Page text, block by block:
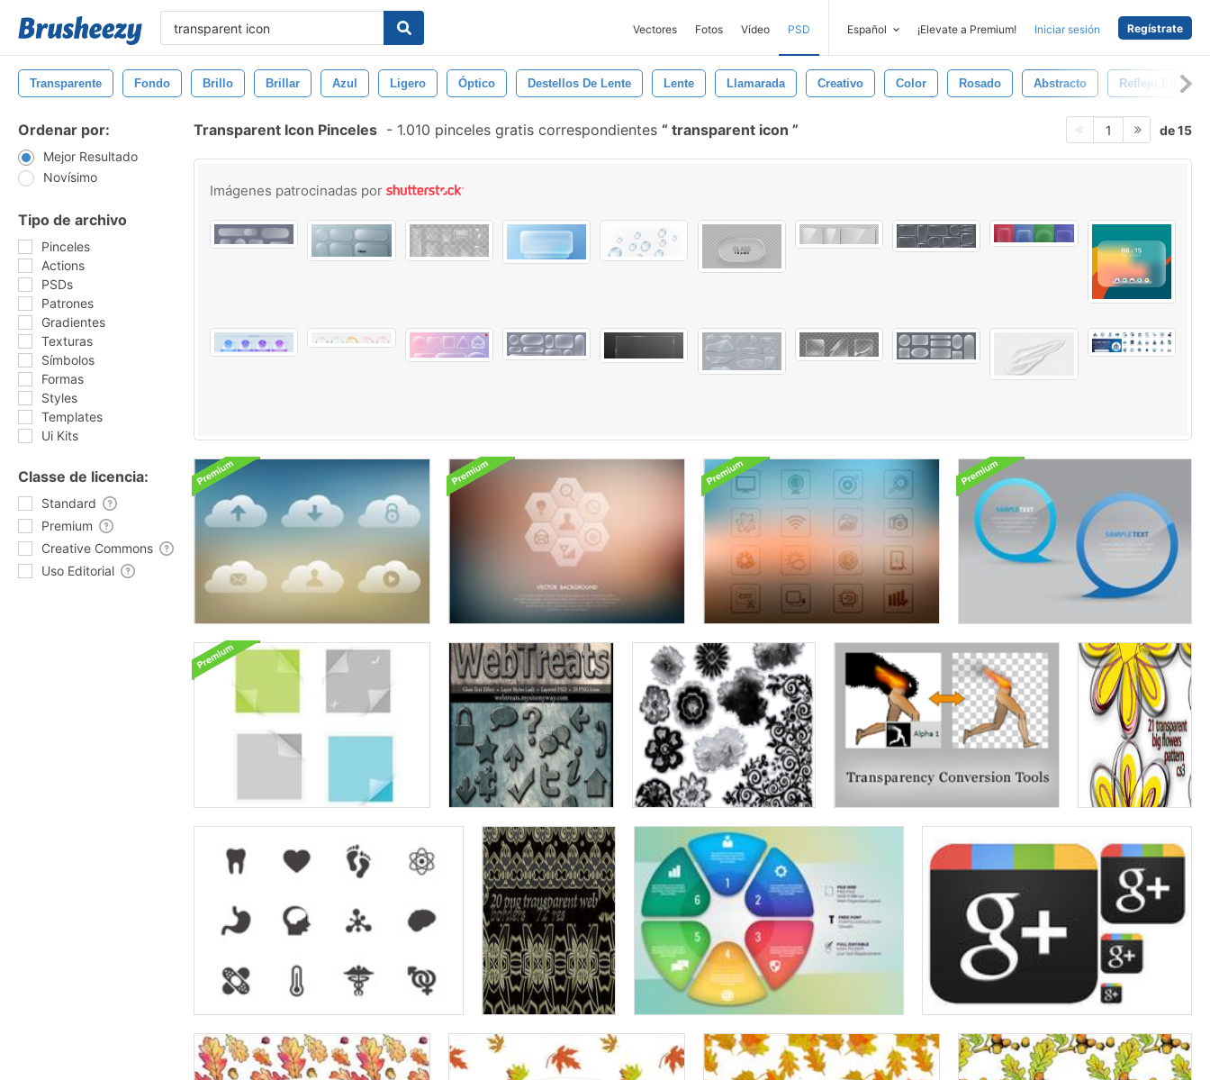
Vectores Fotos Vídeo PSD Español ¡Elevate a Premium! Iniciar sesión Regístrate
Transparente Fondo Brillo Brillar Azul Ligero Óptico Destellos De Lente Lente Llamarada Creativo Color Rosado Abstracto Reflejo En La
Ordenar por:
Mejor Resultado
Novísimo
Tipo de archivo
Pinceles
Actions
PSDs
Patrones
Gradientes
Texturas
Símbolos
Formas
Styles
Templates
Ui Kits
Classe de licencia:
Standard
Premium
Creative Commons
Uso Editorial
Transparent Icon Pinceles - 1.010 pinceles gratis correspondientes transparent icon 1 de 15
Imágenes patrocinadas por